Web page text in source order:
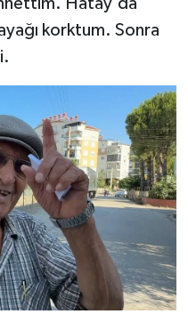
Hatay'da
korktum. Sonra